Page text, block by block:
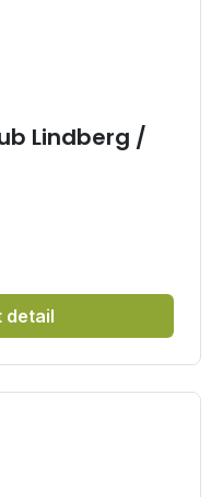
Lindberg /
detail